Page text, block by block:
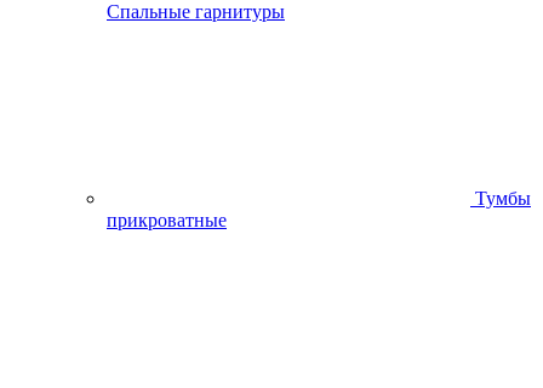
Спальные гарнитуры
Тумбы
прикроватные